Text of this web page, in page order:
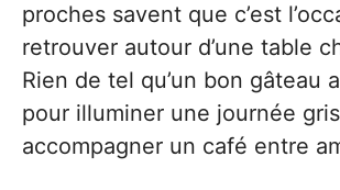
proches savent que c’est
retrouver autour d’une table
Rien de tel qu’un bon gâteau
pour illuminer une journée
accompagner un café entre